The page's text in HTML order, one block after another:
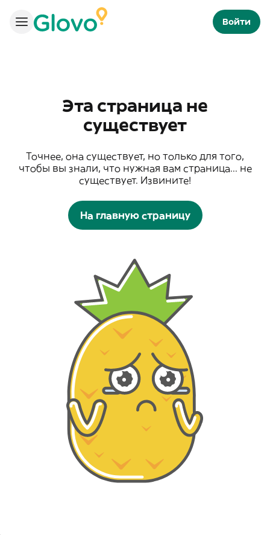
Войти
Эта страница не
существует
Точнее, она существует, но только для того,
чтобы вы знали, что нужная вам страница... не
существует. Извините!
На главную страницу